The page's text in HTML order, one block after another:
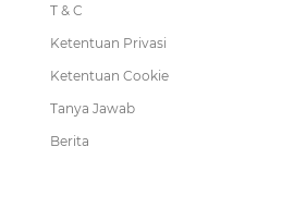
T & C
Ketentuan Privasi
Ketentuan Cookie
Tanya Jawab
Berita